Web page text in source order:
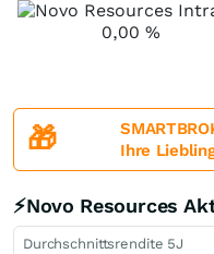
0,00 %
🎁
Ihre
⚡Novo Resources
Durchschnittsrendite 5J